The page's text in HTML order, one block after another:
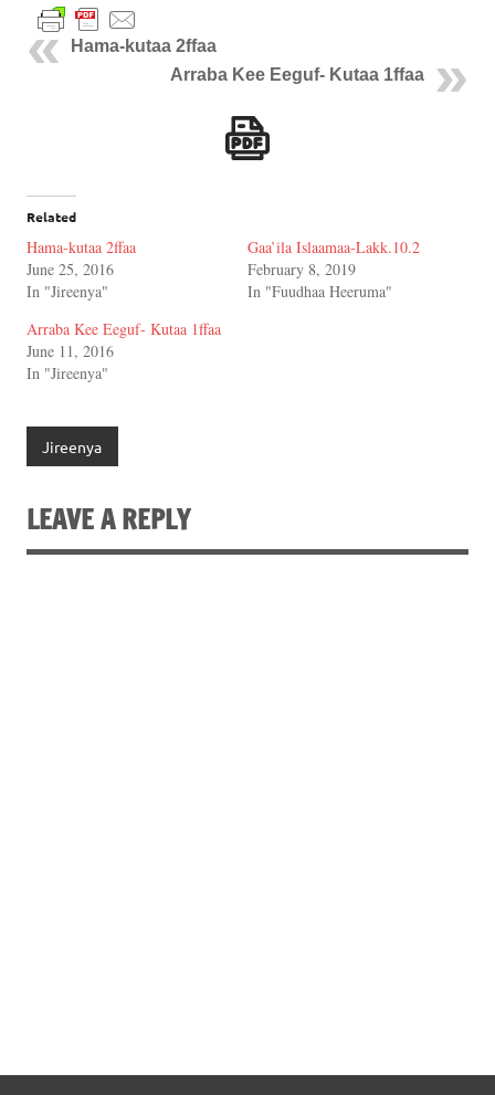
Hama-kutaa 2ffaa
Arraba Kee Eeguf- Kutaa 1ffaa
Related
Hama-kutaa 2ffaa
June 25, 2016
In "Jireenya"
Gaa’ila Islaamaa-Lakk.10.2
February 8, 2019
In "Fuudhaa Heeruma"
Arraba Kee Eeguf- Kutaa 1ffaa
June 11, 2016
In "Jireenya"
Jireenya
LEAVE A REPLY